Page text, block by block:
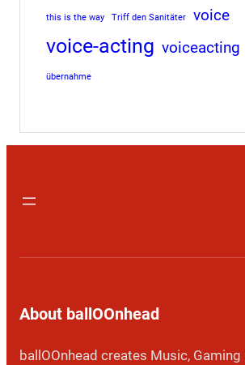
this is the way Triff den Sanitäter voice
voice-acting voiceacting
übernahme
About ballOOnhead
ballOOnhead creates Music, Gaming